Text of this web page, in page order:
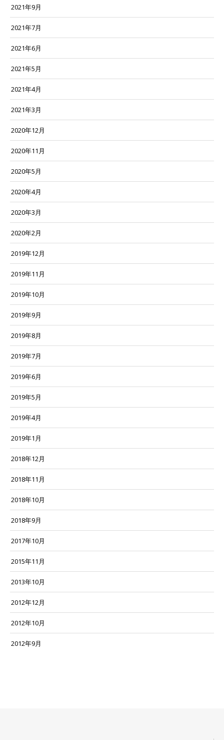
2021年9月
2021年7月
2021年6月
2021年5月
2021年4月
2021年3月
2020年12月
2020年11月
2020年5月
2020年4月
2020年3月
2020年2月
2019年12月
2019年11月
2019年10月
2019年9月
2019年8月
2019年7月
2019年6月
2019年5月
2019年4月
2019年1月
2018年12月
2018年11月
2018年10月
2018年9月
2017年10月
2015年11月
2013年10月
2012年12月
2012年10月
2012年9月